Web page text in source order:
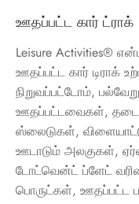
ஊதப்பட்ட கார் ட்ராக்
Leisure Activities®
ஊதப்பட்ட கார் டிராக்
நிறுவப்பட்டோம்,
ஊதப்பட்டவைகள்,
ஸ்லைடுகள்,
ஊடாடும் அலகுகள்,
டோட்வென்ட் ப்ளேட்
பொருட்கள், ஊதப்பட்ட